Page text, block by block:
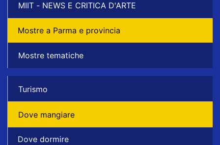
MIIT - NEWS E CRITICA D'ARTE
Mostre a Parma e provincia
Mostre tematiche
Turismo
Dove mangiare
Dove dormire